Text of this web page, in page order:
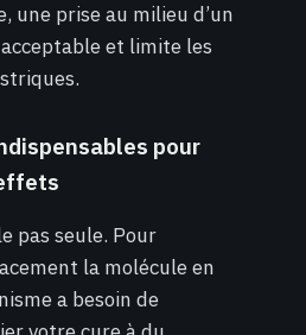
une prise au milieu d’un
et limite les
pour
pas seule. Pour
la molécule en
a besoin de